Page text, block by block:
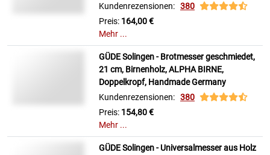
Kundenrezensionen: 380
Preis: 164,00 €
Mehr ...
GÜDE Solingen - Brotmesser geschmiedet,
21 cm, Birnenholz, ALPHA BIRNE,
Doppelkropf, Handmade Germany
Kundenrezensionen: 380
Preis: 154,80 €
Mehr ...
GÜDE Solingen - Universalmesser aus Holz